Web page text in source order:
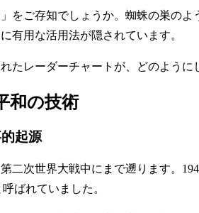
をご存知でしょうか。蜘蛛の巣の
有用な活用法が隠されています。
たレーダーチャートが、どのよう
和の技術
起源
二次世界大戦中にまで遡ります。
ばれていました。